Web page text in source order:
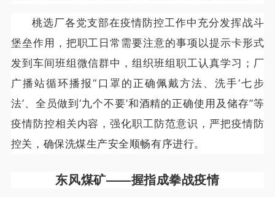
桃选厂各党支部在疫情防控工作中充分发挥战斗
堡垒作用，把职工日常需要注意的事项以提示卡形式
发到车间班组微信群中，组织班组职工认真学习；厂
广播站循环播报“口罩的正确佩戴方法、洗手‘七步
法’、全员做到‘九个不要’和酒精的正确使用及储存”等
疫情防控相关内容，强化职工防范意识，严把疫情防
控关，确保洗煤生产安全顺畅有序进行。
东风煤矿——握指成拳战疫情